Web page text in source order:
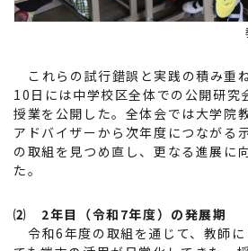
これらの試行錯誤と実践の積み重
10日には中学校区全体での公開研究
授業を公開した。全体会では大学院
アドバイザーから次年度につながる
の取組を見つめ直し、更なる進展に
た。
⑵ 2年目（令和7年度）の発展期
令和6年度の取組を通じて、教師